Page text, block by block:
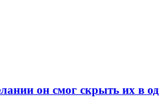
он смог скрыть их в